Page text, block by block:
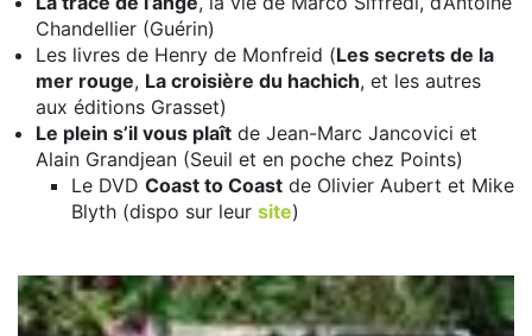
Chandellier (Guérin)
Les livres de Henry de Monfreid (Les secrets de la
mer rouge, La croisière du hachich, et les autres
aux éditions Grasset)
Le plein s’il vous plaît de Jean-Marc Jancovici et
Alain Grandjean (Seuil et en poche chez Points)
Le DVD Coast to Coast de Olivier Aubert et Mike
Blyth (dispo sur leur site)